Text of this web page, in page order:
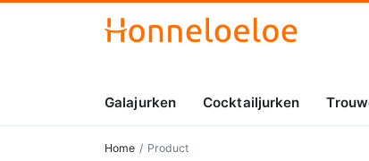
Galajurken Cocktailjurken
Home
Product